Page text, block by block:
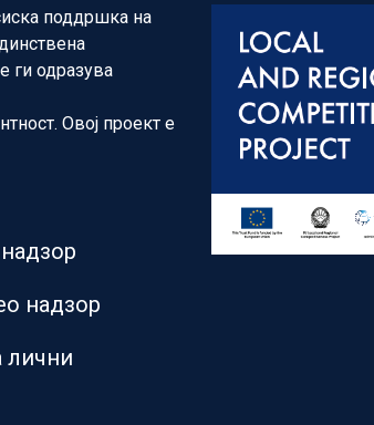
поддршка на
ги одразува
Овој проект е
надзор
лични